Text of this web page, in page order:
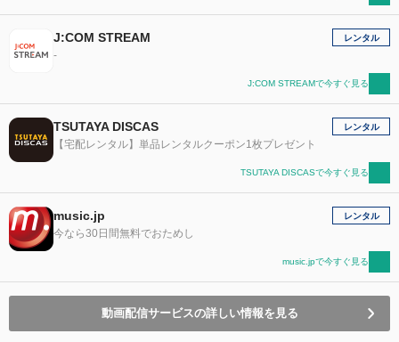
J:COM STREAM
-
レンタル
J:COM STREAMで今すぐ見る
TSUTAYA DISCAS
【宅配レンタル】単品レンタルクーポン1枚プレゼント
レンタル
TSUTAYA DISCASで今すぐ見る
music.jp
今なら30日間無料でおためし
レンタル
music.jpで今すぐ見る
動画配信サービスの詳しい情報を見る